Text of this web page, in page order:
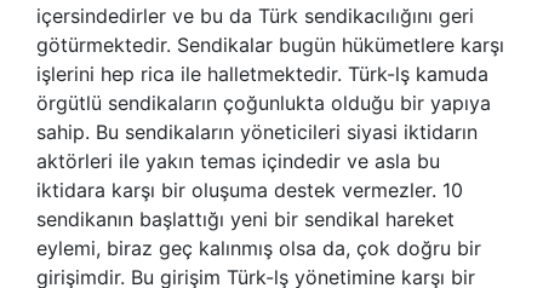
içersindedirler ve bu da Türk sendikacılığını geri
götürmektedir. Sendikalar bugün hükümetlere karşı
işlerini hep rica ile halletmektedir. Türk-lş kamuda
örgütlü sendikaların çoğunlukta olduğu bir yapıya
sahip. Bu sendikaların yöneticileri siyasi iktidarın
aktörleri ile yakın temas içindedir ve asla bu
iktidara karşı bir oluşuma destek vermezler. 10
sendikanın başlattığı yeni bir sendikal hareket
eylemi, biraz geç kalınmış olsa da, çok doğru bir
girişimdir. Bu girişim Türk-lş yönetimine karşı bir